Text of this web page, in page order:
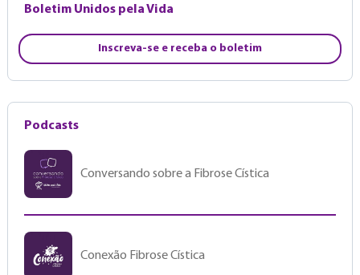
Boletim Unidos pela Vida
Inscreva-se e receba o boletim
Podcasts
Conversando sobre a Fibrose Cística
Conexão Fibrose Cística